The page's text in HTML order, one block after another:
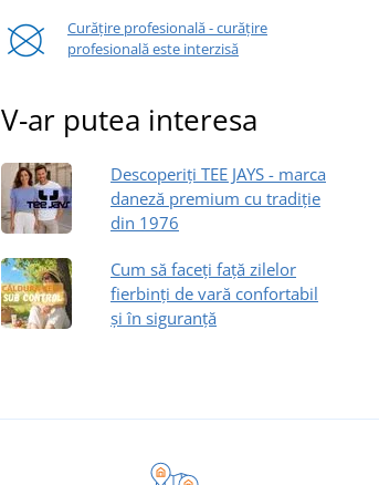
Curățire profesională - curățire
profesională este interzisă
V-ar putea interesa
Descoperiți TEE JAYS - marca
daneză premium cu tradiție
din 1976
Cum să faceți față zilelor
fierbinți de vară confortabil
și în siguranță